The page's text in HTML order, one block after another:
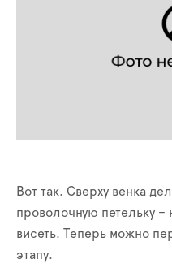
Вот так. Сверху венка
проволочную петельку –
висеть. Теперь можно
этапу.